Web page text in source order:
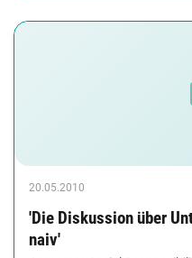
20.05.2010
'Die Diskussion über
naiv'